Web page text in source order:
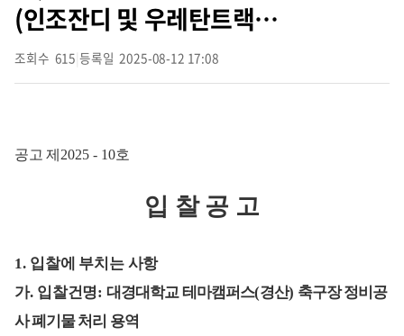
(인조잔디 및 우레탄트랙…
조회수 615 등록일 2025-08-12 17:08
공고 제 2025 - 10호
입 찰 공 고
1. 입찰에 부치는 사항
가. 입찰건명:대경대학교 테마캠퍼스(경산) 축구장 정비공
사 폐기물 처리 용역